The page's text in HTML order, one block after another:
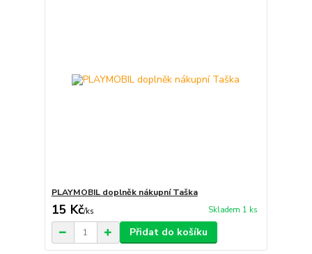
PLAYMOBIL doplněk nákupní Taška
15 Kč/ks Skladem 1 ks
Přidat do košíku